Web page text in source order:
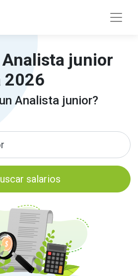
junior
2026
Analista junior?
salarios